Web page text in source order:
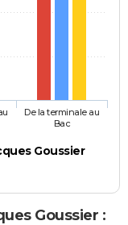
Goussier
De la terminale au
Bac
Goussier :